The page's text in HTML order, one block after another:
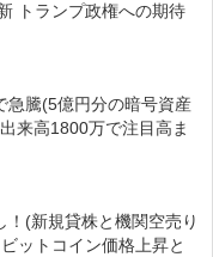
トランプ政権への期待
急騰(5億円分の暗号資産
来高1800万で注目高ま
！(新規貸株と機関空売り
ットコイン価格上昇と